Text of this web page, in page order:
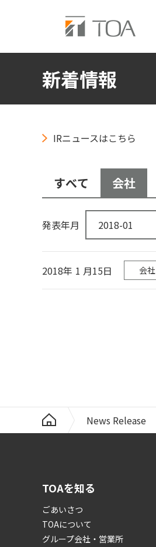
新着情報
IRニュースはこちら
すべて 会社
発表年月
2018年 1 月15日 会社
News Release
TOAを知る
ごあいさつ
TOAについて
グループ会社・営業所